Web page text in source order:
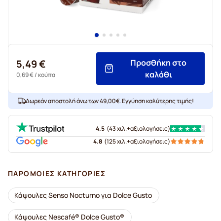
5,49 €
0,69 €/ κούπα
Προσθήκη στο
καλάθι
Δωρεάν αποστολή άνω των 49,00€. Εγγύηση καλύτερης τιμής!
4.5 (43 χιλ.+αξιολογήσεις)
4.8 (125 χιλ.+αξιολογήσεις)
ΠΑΡΌΜΟΙΕΣ ΚΑΤΗΓΟΡΊΕΣ
Κάψουλες Senso Nocturno για Dolce Gusto
Κάψουλες Nescafé® Dolce Gusto®